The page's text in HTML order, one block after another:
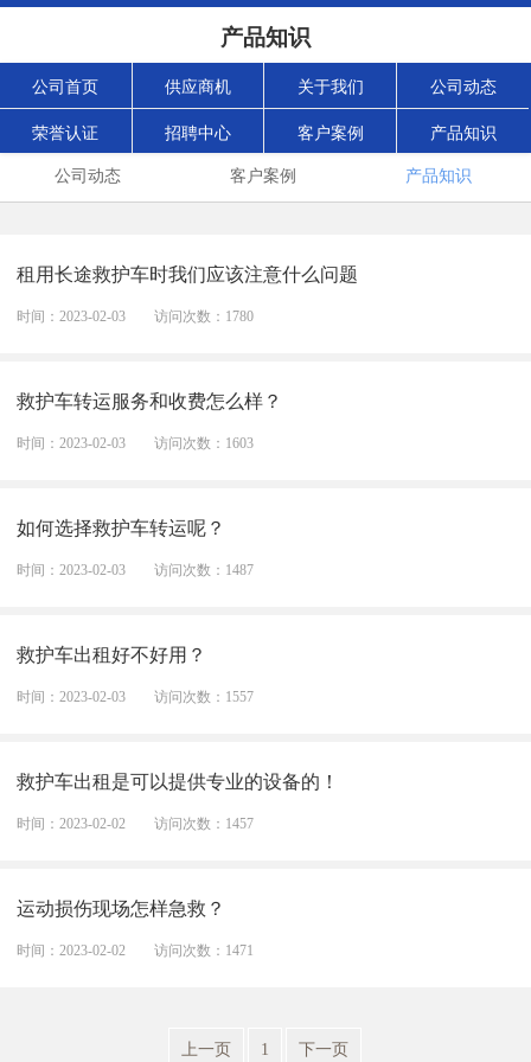
产品知识
公司首页 供应商机 关于我们 公司动态
荣誉认证 招聘中心 客户案例 产品知识
公司动态 客户案例 产品知识
租用长途救护车时我们应该注意什么问题
时间：2023-02-03 访问次数：1780
救护车转运服务和收费怎么样？
时间：2023-02-03 访问次数：1603
如何选择救护车转运呢？
时间：2023-02-03 访问次数：1487
救护车出租好不好用？
时间：2023-02-03 访问次数：1557
救护车出租是可以提供专业的设备的！
时间：2023-02-02 访问次数：1457
运动损伤现场怎样急救？
时间：2023-02-02 访问次数：1471
上一页 1 下一页